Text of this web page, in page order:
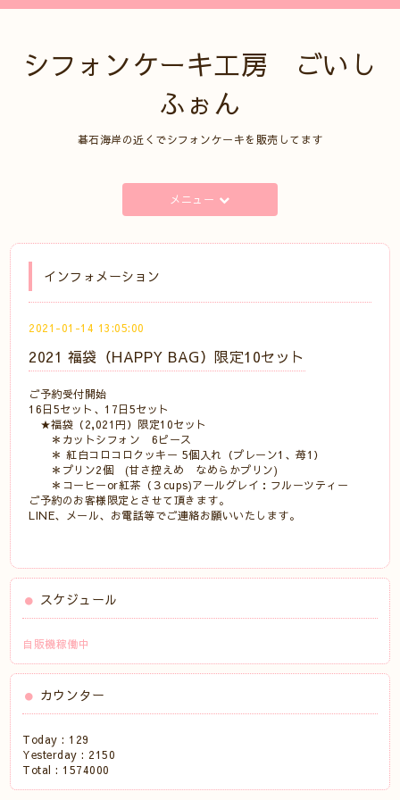
シフォンケーキ工房 ごいし
ふぉん
碁石海岸の近くでシフォンケーキを販売してます
メニュー
インフォメーション
2021-01-14 13:05:00
2021 福袋（HAPPY BAG）限定10セット
ご予約受付開始
16日5セット、17日5セット
★福袋（2,021円）限定10セット
＊カットシフォン 6ピース
＊ 紅白コロコロクッキー 5個入れ（プレーン1、苺1）
＊プリン2個 (甘さ控えめ なめらかプリン)
＊コーヒーor紅茶（３cups)アールグレイ：フルーツティー
ご予約のお客様限定とさせて頂きます。
LINE、メール、お電話等でご連絡お願いいたします。
スケジュール
自販機稼働中
カウンター
Today : 129
Yesterday : 2150
Total : 1574000